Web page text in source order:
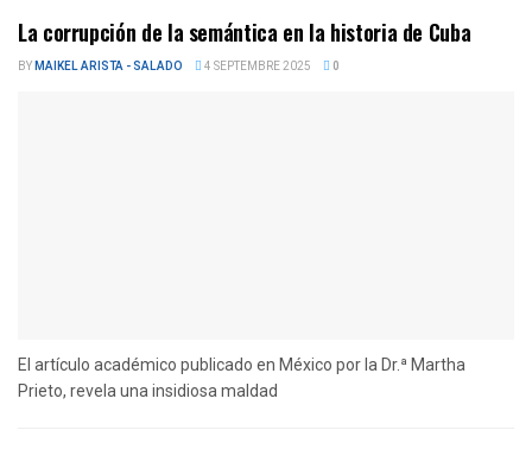
La corrupción de la semántica en la historia de Cuba
BYMAIKEL ARISTA - SALADO 4 SEPTEMBRE 2025 0
El artículo académico publicado en México por la Dr.ª Martha
Prieto, revela una insidiosa maldad